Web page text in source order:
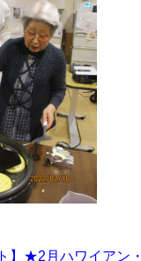
】★2月ハワイアン